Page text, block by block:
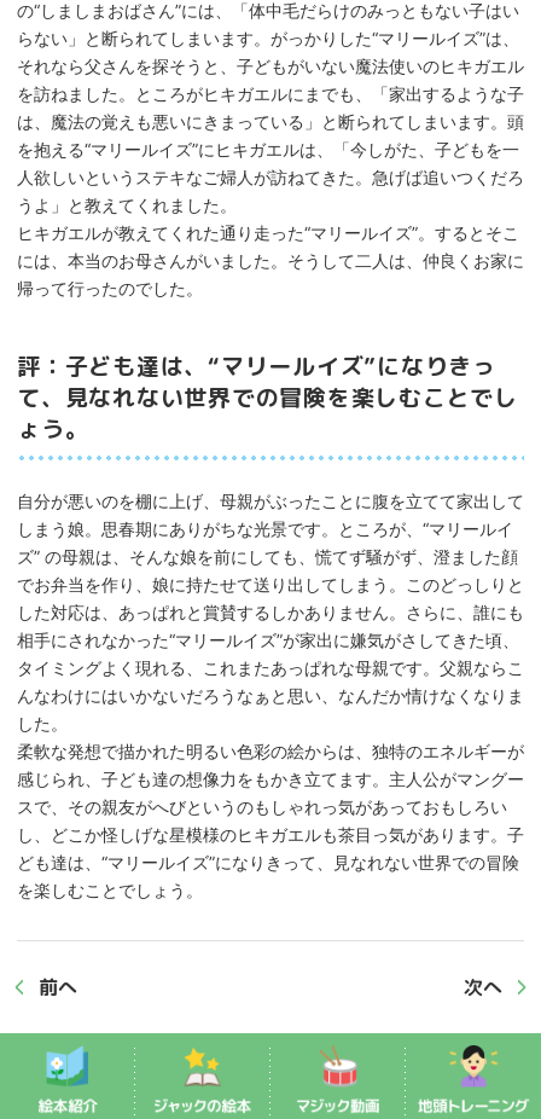
の“しましまおばさん”には、「体中毛だらけのみっともない子はい
らない」と断られてしまいます。がっかりした“マリールイズ”は、
それなら父さんを探そうと、子どもがいない魔法使いのヒキガエル
を訪ねました。ところがヒキガエルにまでも、「家出するような子
は、魔法の覚えも悪いにきまっている」と断られてしまいます。頭
を抱える“マリールイズ”にヒキガエルは、「今しがた、子どもを一
人欲しいというステキなご婦人が訪ねてきた。急げば追いつくだろ
うよ」と教えてくれました。
ヒキガエルが教えてくれた通り走った“マリールイズ”。するとそこ
には、本当のお母さんがいました。そうして二人は、仲良くお家に
帰って行ったのでした。
評：子ども達は、“マリールイズ”になりきっ
て、見なれない世界での冒険を楽しむことでし
ょう。
自分が悪いのを棚に上げ、母親がぶったことに腹を立てて家出して
しまう娘。思春期にありがちな光景です。ところが、“マリールイ
ズ” の母親は、そんな娘を前にしても、慌てず騒がず、澄ました顔
でお弁当を作り、娘に持たせて送り出してしまう。このどっしりと
した対応は、あっぱれと賞賛するしかありません。さらに、誰にも
相手にされなかった“マリールイズ”が家出に嫌気がさしてきた頃、
タイミングよく現れる、これまたあっぱれな母親です。父親ならこ
んなわけにはいかないだろうなぁと思い、なんだか情けなくなりま
した。
柔軟な発想で描かれた明るい色彩の絵からは、独特のエネルギーが
感じられ、子ども達の想像力をもかき立てます。主人公がマングー
スで、その親友がへびというのもしゃれっ気があっておもしろい
し、どこか怪しげな星模様のヒキガエルも茶目っ気があります。子
ども達は、“マリールイズ”になりきって、見なれない世界での冒険
を楽しむことでしょう。
前へ 次へ